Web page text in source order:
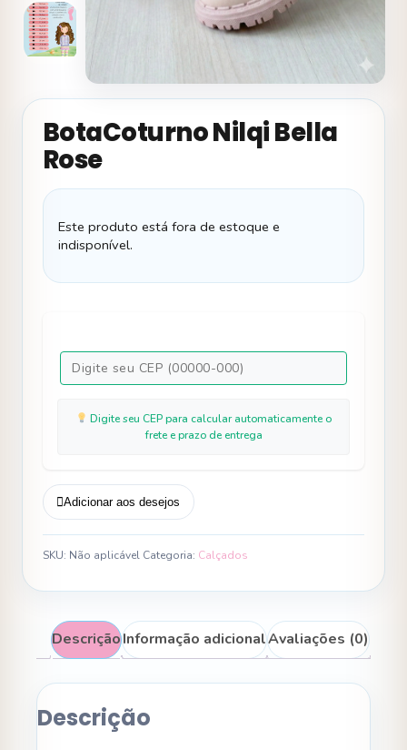
BotaCoturno Nilqi Bella
Rose
Este produto está fora de estoque e
indisponível.
Digite seu CEP para calcular automaticamente o
frete e prazo de entrega
Adicionar aos desejos
SKU: Não aplicável Categoria: Calçados
DescriçãoInformação adicionalAvaliações (0)
Descrição